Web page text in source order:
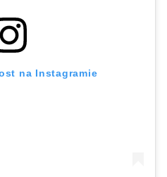
na Instagramie